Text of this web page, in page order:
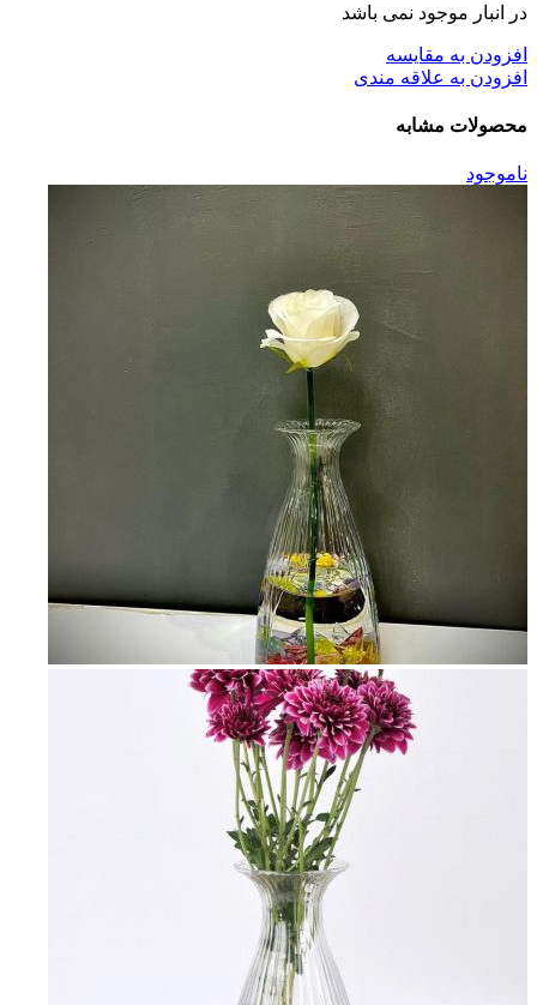
در انبار موجود نمی باشد
افزودن به مقایسه
افزودن به علاقه مندی
محصولات مشابه
ناموجود